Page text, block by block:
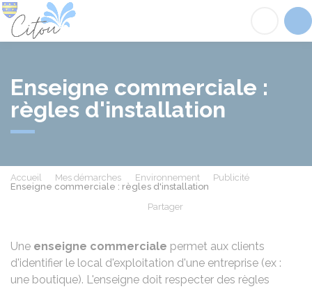
Enseigne commerciale :
règles d'installation
Accueil Mes démarches Environnement
Publicité
Enseigne commerciale : règles d'installation
Partager
Une enseigne commerciale permet aux clients
d'identifier le local d'exploitation d'une entreprise (ex :
une boutique). L'enseigne doit respecter des règles